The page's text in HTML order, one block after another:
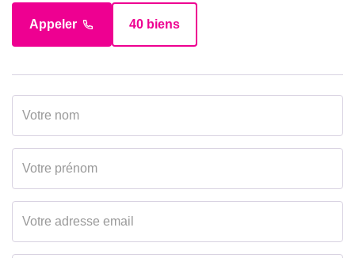
Appeler 40 biens